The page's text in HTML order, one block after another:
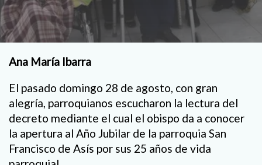
Ana María Ibarra
El pasado domingo 28 de agosto, con gran
alegría, parroquianos escucharon la lectura del
decreto mediante el cual el obispo da a conocer
la apertura al Año Jubilar de la parroquia San
Francisco de Asís por sus 25 años de vida